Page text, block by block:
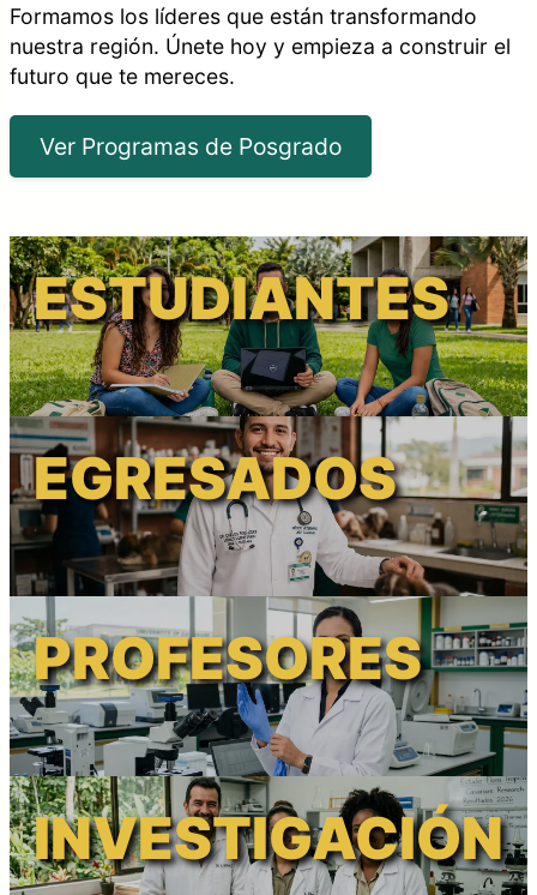
Formamos los líderes que están transformando
nuestra región. Únete hoy y empieza a construir el
futuro que te mereces.
Ver Programas de Posgrado
ESTUDIANTES
EGRESADOS
PROFESORES
INVESTIGACIÓN